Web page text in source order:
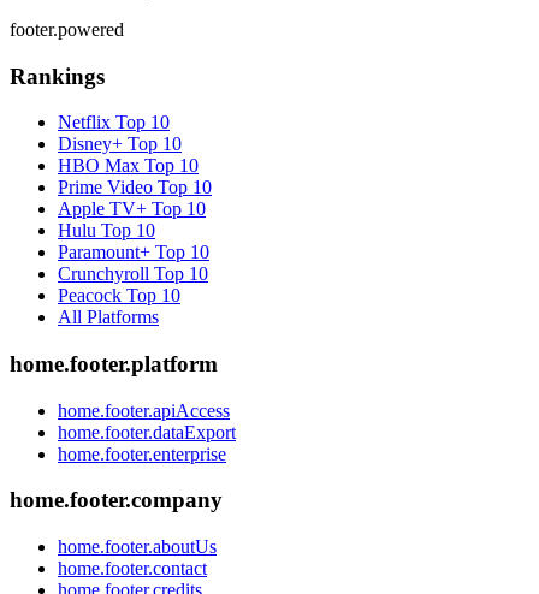
footer.powered
Rankings
Netflix Top 10
Disney+ Top 10
HBO Max Top 10
Prime Video Top 10
Apple TV+ Top 10
Hulu Top 10
Paramount+ Top 10
Crunchyroll Top 10
Peacock Top 10
All Platforms
home.footer.platform
home.footer.apiAccess
home.footer.dataExport
home.footer.enterprise
home.footer.company
home.footer.aboutUs
home.footer.contact